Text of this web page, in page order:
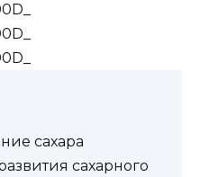
сахара
сахарного